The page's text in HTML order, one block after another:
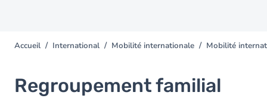
You
here
Accueil International Mobilité internationale Mobilité
Regroupement familial